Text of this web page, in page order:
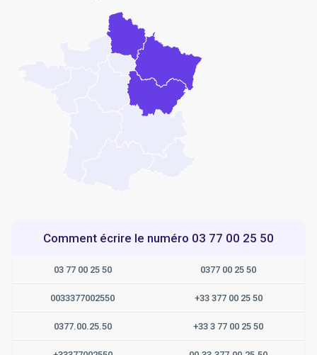
Comment écrire le numéro 03 77 00 25 50
03 77 00 25 50 0377 00 25 50
0033377002550 +33 377 00 25 50
0377.00.25.50 +33 3 77 00 25 50